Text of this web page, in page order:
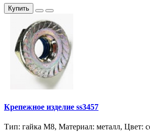
Купить
Крепежное изделие ss3457
Тип: гайка М8, Материал: металл, Цвет: